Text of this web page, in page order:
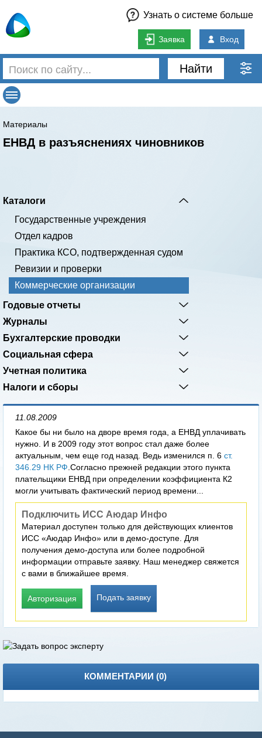
Узнать о системе больше
Заявка Вход
Найти
Материалы
ЕНВД в разъяснениях чиновников
Каталоги
Государственные учреждения
Отдел кадров
Практика КСО, подтвержденная судом
Ревизии и проверки
Коммерческие организации
Годовые отчеты
Журналы
Бухгалтерские проводки
Социальная сфера
Учетная политика
Налоги и сборы
11.08.2009
Какое бы ни было на дворе время года, а ЕНВД уплачивать
нужно. И в 2009 году этот вопрос стал даже более
актуальным, чем еще год назад. Ведь изменился п. 6 ст.
346.29 НК РФ .Согласно прежней редакции этого пункта
плательщики ЕНВД при определении коэффициента К2
могли учитывать фактический период времени...
Подключить ИСС Аюдар Инфо
Материал доступен только для действующих клиентов
ИСС «Аюдар Инфо» или в демо-доступе. Для
получения демо-доступа или более подробной
информации отправьте заявку. Наш менеджер свяжется
с вами в ближайшее время.
Авторизация Подать заявку
КОММЕНТАРИИ (0)